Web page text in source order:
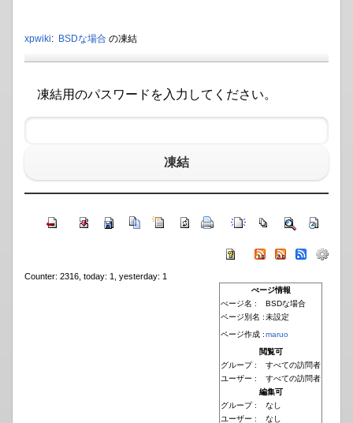
xpwiki: BSDな場合 の凍結
凍結用のパスワードを入力してください。
凍結
ぺージ情報
ぺージ名 :
BSDな場合
ページ別名 :未設定
ページ作成 :maruo
閲覧可
グループ :
すべての訪問者
ユーザー :
すべての訪問者
編集可
グループ :
なし
ユーザー :
なし
Counter: 2316, today: 1, yesterday: 1